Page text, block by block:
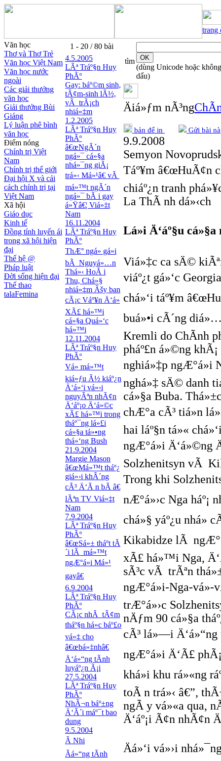
trang
Văn học
Thơ và Thơ Trẻ
Văn học Việt Nam
Văn học nước
ngoài
Các giải thưởng
văn học
Giải thưởng Bùi
Giáng
Lý luận phê bình
văn học
Điểm nóng
Chính trị Việt
Nam
Chính trị thế giới
Đại hội X và cải
cách chính trị tại
Việt Nam
Xã hội
Giáo dục
Kinh tế
Đồng tính luyến ái
trong xã hội hiện
đại
Thế hệ @
Pháp luật
Đời sống hiện đại
Thể thao
talaFemina
1 - 20 / 80 bài
4.5.2005
LÃª Tráº§n Huy
PhÃº
Gay: báº©m sinh,
tÃ¢m-sinh lÃ½,
vÃ trÃ¡ch
nhiá»‡m
1.2.2005
LÃª Tráº§n Huy
PhÃº
â€œNgÃ´n
ngá»¯ cá»§a
nhá»¯ng giÃ¡
trá»‹ Má»¹â€ vÃ
má»™t ngÃ´n
ngá»¯ bÃ i gay
á»Ÿâ€¦ Viá»‡t
Nam
16.11.2004
LÃª Tráº§n Huy
PhÃº
ThÆ° ngá» gá»­i
bÃ Nguyá»…n
Thá»‹ HoÃ i
Thu, Chá»§
nhiá»‡m Ãšy ban
cÃ¡c Váº¥n Ä‘á»
XÃ£ há»™i
cá»§a Quá»‘c
há»™i
12.11.2004
LÃª Tráº§n Huy
PhÃº
Vá» má»™t
kiá»ƒu Ã½ kiáº¿n
Ä‘á»‘i vá»›i
nguyÃªn nhÃ¢n
Ä‘áº¡o Ä‘á»©c
xÃ£ há»™i trong
tháº¯ng lá»£i
cá»§a tá»•ng
thá»‘ng Bush
21.9.2004
Margie Mason
â€œMá»™t tháº¿
giá»›i khÃ´ng
cÃ³ Ä‘Ã n bÃ â€
lÃªn TV Viá»‡t
Nam
7.9.2004
LÃª Tráº§n Huy
PhÃº
â€œSá»± tháº­t tÃ
´i lÃ má»™t
ngÆ°á»i Má»¹
gayâ€
6.9.2004
LÃª Tráº§n Huy
PhÃº
CÃ¡c nhÃ tÃ¢m
tháº§n há»c báº£o
vá»‡ cho
â€œbá»‡nhâ€
Ä‘á»“ng tÃ­nh
luyáº¿n Ã¡i
27.5.2004
LÃª Tráº§n Huy
PhÃº
NhÃ¬n báº±ng
Ä‘Ã´i máº¯t bao
dung
9.5.2004
Ã Nhi
Ãá»“ng tÃ­nh
tìm
(dùng Unicode hoặc không
dấu)
Äiá»ƒm nÃ³ng
bản để in Gửi bài
9.9.2008
Semyon
Táº¥m â€œHuÃ¢n
chiáº¿n tranh
La ThÃ nh dá»‹ch
Lá»i Ä‘áº§u
Viá»‡c ca sÄ©
viáº¿t gá»‘c
chá»‘i táº¥m
buá»•i cÃ´ng
Kremli do ChÃ­nh
pháº£n á»©ng
nghiá»‡p ngÆ°á»i
nghá»‡ sÄ© danh
cá»§a Buba.
chÆ°a cÃ³ tiá»n
hai láº§n tá»«
ngÆ°á»i Ä‘á»©ng
Solzhenitsyn vÃ
Trong khi
nÆ°á»›c Nga háº¡
chá»§ yáº¿u nhá»
Kikabidze lÃ
xÃ£ há»™i Nga,
sÃ³c vÃ trÃªn
ngÆ°á»i-Nga-
trÆ°á»›c
nÄƒm 90 cá»§a
cÃ³ lá»—i Ä‘á»“ng
ngÆ°á»i Ä‘Ã£
khá»i khu rá»«ng
toÃ n trá»‹ â€”,
ngÃ y vá»«a qua,
Ä‘áº¡i Ã¢n nhÃ¢n
Äá»‘i vá»›i